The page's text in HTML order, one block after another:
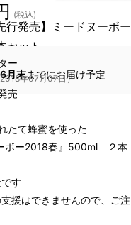
行発売】ミードヌーボー
ット
(税込)
ー
月末までにお届け予定
年07月07日）
売
たて蜂蜜を使った
ボー2018春』500ml ２本
す
援はできませんので、ご注